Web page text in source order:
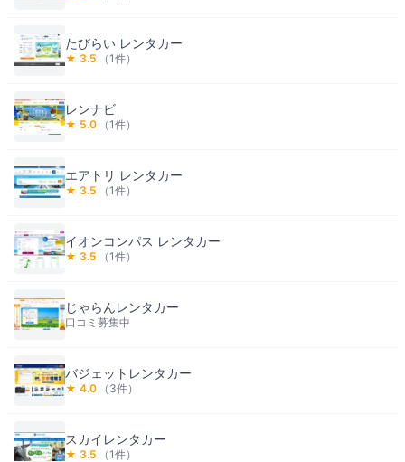
たびらい レンタカー
★ 3.5 （1件）
レンナビ
★ 5.0 （1件）
エアトリ レンタカー
★ 3.5 （1件）
イオンコンパス レンタカー
★ 3.5 （1件）
じゃらんレンタカー
口コミ募集中
バジェットレンタカー
★ 4.0 （ 3件）
スカイレンタカー
★ 3.5 （1件）